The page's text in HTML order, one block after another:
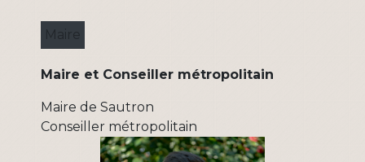
Maire
Maire et Conseiller métropolitain
Maire de Sautron
Conseiller métropolitain